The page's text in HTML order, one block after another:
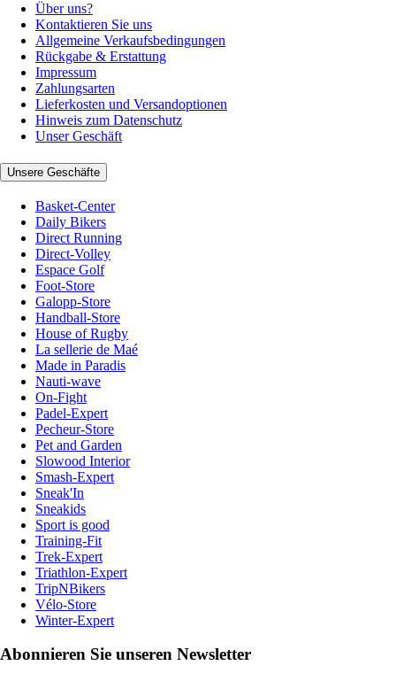
Über uns?
Kontaktieren Sie uns
Allgemeine Verkaufsbedingungen
Rückgabe & Erstattung
Impressum
Zahlungsarten
Lieferkosten und Versandoptionen
Hinweis zum Datenschutz
Unser Geschäft
Unsere Geschäfte
Basket-Center
Daily Bikers
Direct Running
Direct-Volley
Espace Golf
Foot-Store
Galopp-Store
Handball-Store
House of Rugby
La sellerie de Maé
Made in Paradis
Nauti-wave
On-Fight
Padel-Expert
Pecheur-Store
Pet and Garden
Slowood Interior
Smash-Expert
Sneak'In
Sneakids
Sport is good
Training-Fit
Trek-Expert
Triathlon-Expert
TripNBikers
Vélo-Store
Winter-Expert
Abonnieren Sie unseren Newsletter